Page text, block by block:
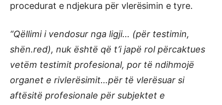
procedurat e ndjekura për vlerësimin e tyre.
“Qëllimi i vendosur nga ligji… (për testimin,
shën.red), nuk është që t’i japë rol përcaktues
vetëm testimit profesional, por të ndihmojë
organet e rivlerësimit…për të vlerësuar si
aftësitë profesionale për subjektet e